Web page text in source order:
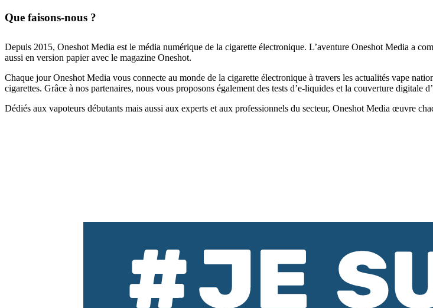
Que faisons-nous ?
Depuis 2015, Oneshot Media est le média numérique de la cigarette électronique. L’aventure Oneshot Media a
aussi en version papier avec le magazine Oneshot.
Chaque jour Oneshot Media vous connecte au monde de la cigarette électronique à travers les actualités vape
cigarettes. Grâce à nos partenaires, nous vous proposons également des tests d’e-liquides et la couverture digitale
Dédiés aux vapoteurs débutants mais aussi aux experts et aux professionnels du secteur, Oneshot Media œuvre